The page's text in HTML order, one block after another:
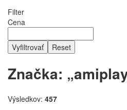
Filter
Cena
Vyfiltrovať Reset
Značka:
Výsledkov: 457